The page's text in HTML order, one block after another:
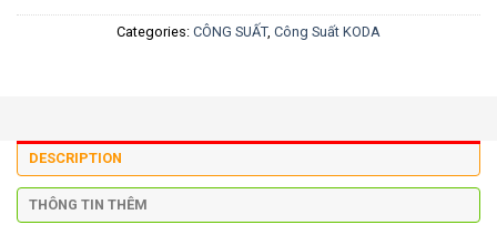
Categories: CÔNG SUẤT, Công Suất KODA
DESCRIPTION
THÔNG TIN THÊM